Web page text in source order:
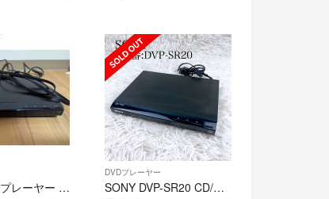
SONY DVDプレーヤー DVP-SR20
DVDプレーヤー
SONY DVP-SR20 CD/DVDプレーヤー 2019年製